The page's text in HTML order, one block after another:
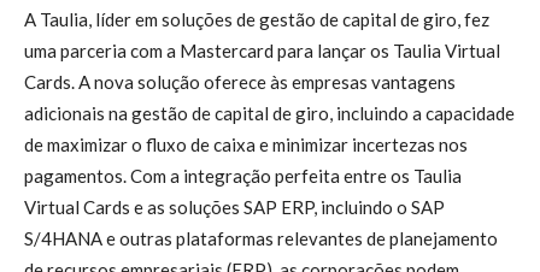
A Taulia, líder em soluções de gestão de capital de giro, fez
uma parceria com a Mastercard para lançar os Taulia Virtual
Cards. A nova solução oferece às empresas vantagens
adicionais na gestão de capital de giro, incluindo a capacidade
de maximizar o fluxo de caixa e minimizar incertezas nos
pagamentos. Com a integração perfeita entre os Taulia
Virtual Cards e as soluções SAP ERP, incluindo o SAP
S/4HANA e outras plataformas relevantes de planejamento